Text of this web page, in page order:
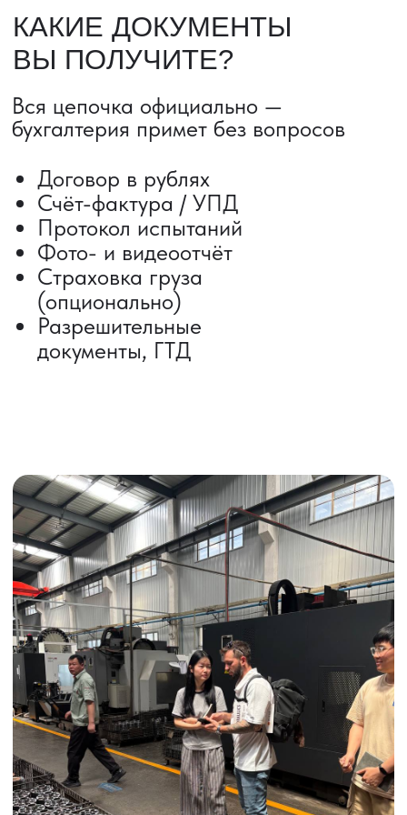
ВЫКУП ТОВАРОВ ИЗ КИТАЯ
Выкуп от 1 000 000 ₽
Выкуп с Alibaba
ИНДИВИДУАЛЬНЫЕ УСЛУГИ
Выгодные условия
Сертификация грузов
Консолидация грузов
Сопровождение грузов
Таможенное оформление
Страхование груза
Временное хранение
Организация производства
Проверка качества товара
Оплата и переговоры
с поставщиком
Инспекция поставщика
Получить консультацию
ДОСТАВКА ТОВАРОВ ИЗ КИТАЯ
Сроки от 5 дней
Авиадоставка
Сборный груз
Железнодорожные перевозки
Автогрузоперевозки
Контейнерные перевозки
Доставка образцов
Получить консультацию